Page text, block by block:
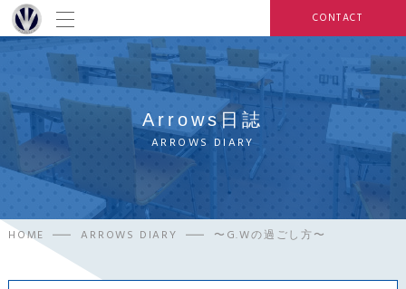
CONTACT
Arrows日誌
ARROWS DIARY
HOME ARROWS DIARY 〜G.Wの過ごし方〜